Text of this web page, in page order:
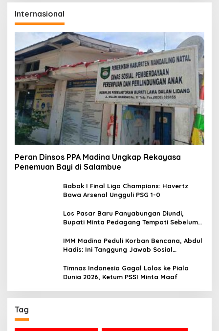
Internasional
Peran Dinsos PPA Madina Ungkap Rekayasa
Penemuan Bayi di Salambue
Babak I Final Liga Champions: Havertz
Bawa Arsenal Ungguli PSG 1-0
Los Pasar Baru Panyabungan Diundi,
Bupati Minta Pedagang Tempati Sebelum
IMM Madina Peduli Korban Bencana, Abdul
Hadis: Ini Tanggung Jawab Sosial
Timnas Indonesia Gagal Lolos ke Piala
Dunia 2026, Ketum PSSI Minta Maaf
Tag